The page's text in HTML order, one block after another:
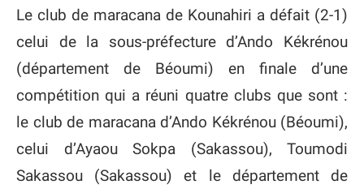
Le club de maracana de Kounahiri a défait (2-1)
celui de la sous-préfecture d’Ando Kékrénou
(département de Béoumi) en finale d’une
compétition qui a réuni quatre clubs que sont :
le club de maracana d’Ando Kékrénou (Béoumi),
celui d’Ayaou Sokpa (Sakassou), Toumodi
Sakassou (Sakassou) et le département de